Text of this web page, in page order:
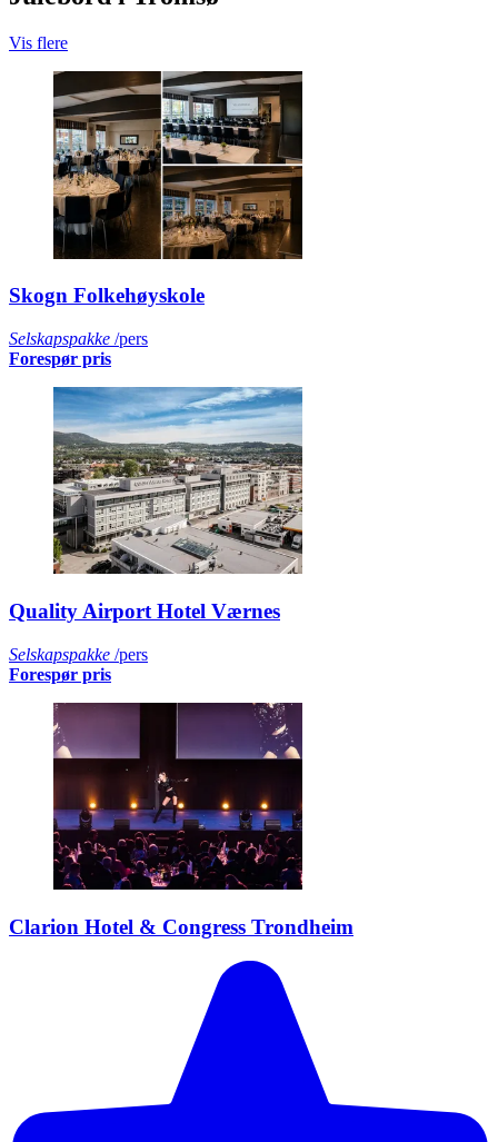
Vis flere
Skogn Folkehøyskole
Selskapspakke /pers
Forespør pris
Quality Airport Hotel Værnes
Selskapspakke /pers
Forespør pris
Clarion Hotel & Congress Trondheim